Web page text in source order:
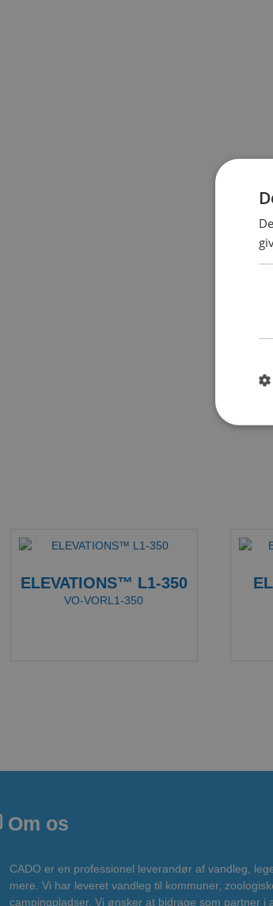
ELEVATIONS™ L1-350
VO-VORL1-350
Om os
CADO er en professionel leverandør af vandleg,
mere. Vi har leveret vandleg til kommuner,
campingpladser. Vi ønsker at bidrage som partner i